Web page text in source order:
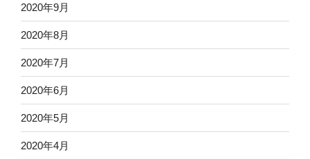
2020年9月
2020年8月
2020年7月
2020年6月
2020年5月
2020年4月